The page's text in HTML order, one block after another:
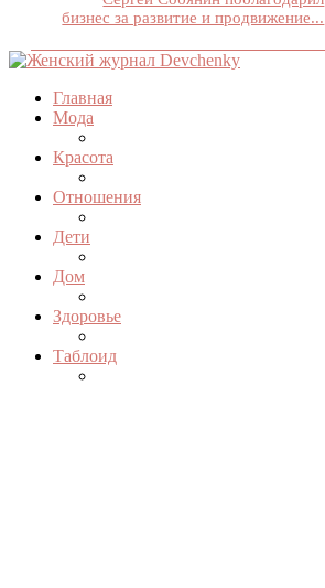
бизнес за развитие и продвижение...
Главная
Мода
Красота
Отношения
Дети
Дом
Здоровье
Таблоид